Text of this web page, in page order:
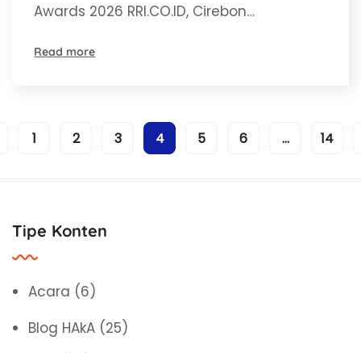
Awards 2026 RRI.CO.ID, Cirebon…
Read more
1 2 3 4 5 6 … 14
Tipe Konten
Acara (6)
Blog HAkA (25)